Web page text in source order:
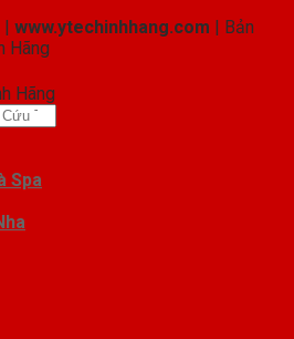
www.ytechinhhang.com | Bản
Hãng
Spa